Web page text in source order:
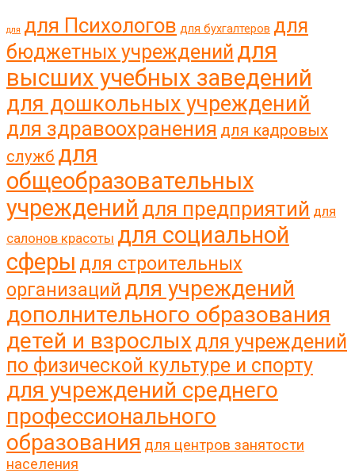
для для Психологов для бухгалтеров для
бюджетных учреждений для
высших учебных заведений
для дошкольных учреждений
для здравоохранения для кадровых
служб для
общеобразовательных
учреждений для предприятий для
салонов красоты для социальной
сферы для строительных
организаций для учреждений
дополнительного образования
детей и взрослых для учреждений
по физической культуре и спорту
для учреждений среднего
профессионального
образования для центров занятости
населения